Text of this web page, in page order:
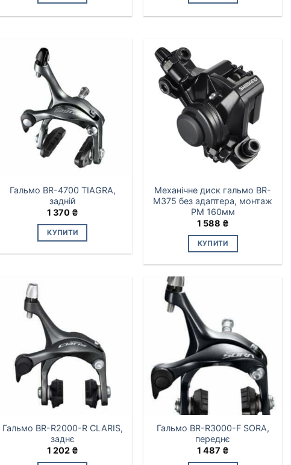
Гальмо BR-4700 TIAGRA,
задній
1 370 ₴
КУПИТИ
Механічне диск гальмо BR-
M375 без адаптера, монтаж
PМ 160мм
1 588 ₴
КУПИТИ
Гальмо BR-R2000-R CLARIS,
заднє
1 202 ₴
Гальмо BR-R3000-F SORA,
переднє
1 487 ₴